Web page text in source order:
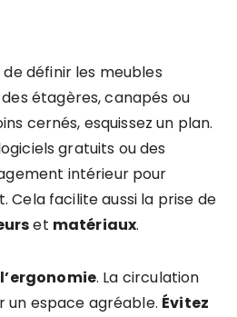
définir les meubles
étagères, canapés ou
cernés, esquissez un plan.
gratuits ou des
intérieur pour
Cela facilite aussi la prise de
et matériaux.
l’ergonomie. La circulation
un espace agréable. Évitez